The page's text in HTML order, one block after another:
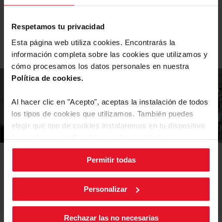
Respetamos tu privacidad
Esta página web utiliza cookies. Encontrarás la
información completa sobre las cookies que utilizamos y
cómo procesamos los datos personales en nuestra
Política de cookies.
Al hacer clic en "Acepto", aceptas la instalación de todos
los tipos de cookies que utilizamos. También puedes
elegir qué tipo de cookies instalaremos en tu dispositivo
haciendo clic en “Cambiar configuración”.
Puedes cambiar la configuración de cookies en cualquier
momento, pulsando el botón negro en la esquina inferior
derecha de la pantalla.
Permitir todas
Personalizar
Rechazar las no necesarias
Manuales y Descargas